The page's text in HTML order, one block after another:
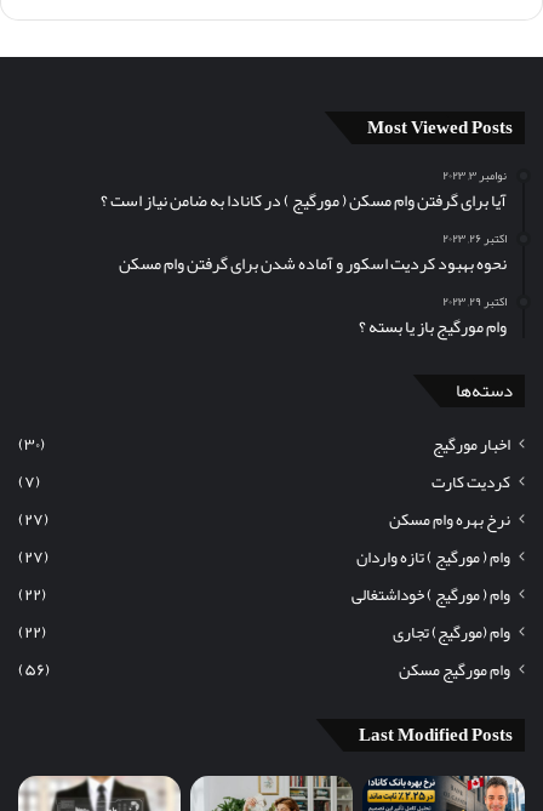
Most Viewed Posts
نوامبر ۳, ۲۰۲۳
آیا برای گرفتن وام مسکن (‌ مورگیج ) در کانادا به ضامن نیاز است ؟
اکتبر ۲۶, ۲۰۲۳
نحوه بهبود کردیت اسکور و آماده شدن برای گرفتن وام مسکن
اکتبر ۲۹, ۲۰۲۳
وام مورگیج باز یا بسته ؟
دسته‌ها
اخبار مورگیج
(۳۰)
کردیت کارت
(۷)
نرخ بهره وام مسکن
(۲۷)
وام ( مورگیج ) تازه واردان
(۲۷)
وام ( مورگیج ) خوداشتغالی
(۲۲)
وام (مورگیج) تجاری
(۲۲)
وام مورگیج مسکن
(۵۶)
Last Modified Posts